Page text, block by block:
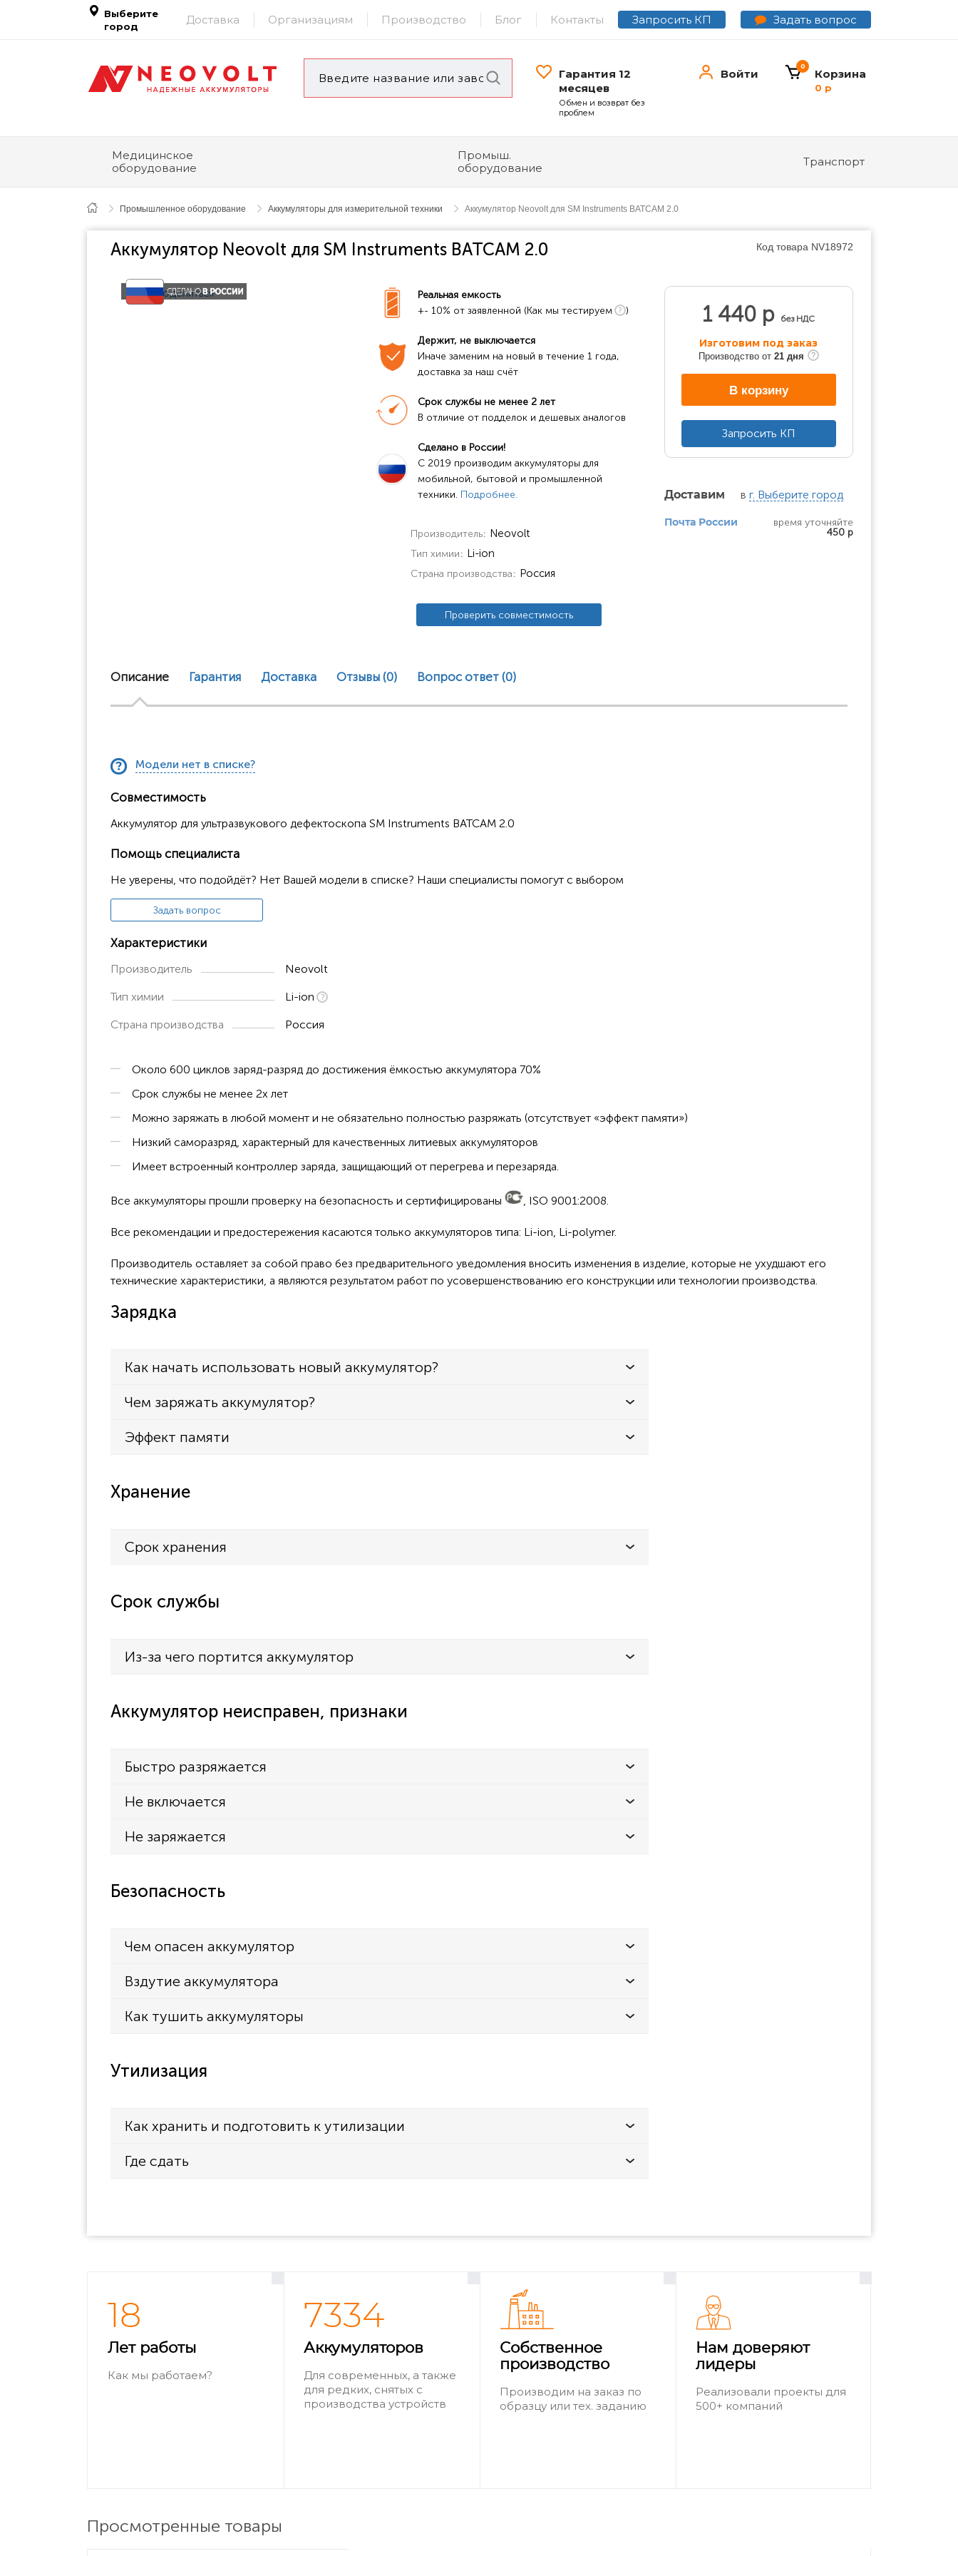
Выберите
город
Доставка Организациям Производство Блог Контакты Запросить КП Задать вопрос
Гарантия 12
месяцев
Обмен и возврат без
проблем
Войти Корзина
0
0 р
Медицинское
оборудование
Промыш.
оборудование
Транспорт
Промышленное оборудование Аккумуляторы для измерительной техники Аккумулятор Neovolt для SM Instruments BATCAM 2.0
Аккумулятор Neovolt для SM Instruments BATCAM 2.0 Код товара NV18972
Поделиться
Реальная емкость
+- 10% от заявленной (Как мы тестируем
)
Держит, не выключается
Иначе заменим на новый в течение 1 года,
доставка за наш счёт
Срок службы не менее 2 лет
В отличие от подделок и дешевых аналогов
Сделано в России!
C 2019 производим аккумуляторы для
мобильной, бытовой и промышленной
техники. Подробнее.
Производитель Neovolt
Тип химии Li-ion
Страна производства Россия
Проверить совместимость
1 440 р без НДС
Изготовим под заказ
Производство от 21 дня
В корзину
Запросить КП
Доставим в г. Выберите город
Почта России
время уточняйте
450 р
Описание Гарантия Доставка Отзывы (0) Вопрос ответ (0)
Модели нет в списке?
Совместимость
Аккумулятор для ультразвукового дефектоскопа SM Instruments BATCAM 2.0
Помощь специалиста
Не уверены, что подойдёт? Нет Вашей модели в списке? Наши специалисты помогут с выбором
Задать вопрос
Характеристики
Производитель Neovolt
Тип химии Li-ion
Страна производства Россия
Около 600 циклов заряд-разряд до достижения ёмкостью аккумулятора 70%
Срок службы не менее 2х лет
Можно заряжать в любой момент и не обязательно полностью разряжать (отсутствует «эффект памяти»)
Низкий саморазряд, характерный для качественных литиевых аккумуляторов
Имеет встроенный контроллер заряда, защищающий от перегрева и перезаряда.
Все аккумуляторы прошли проверку на безопасность и сертифицированы , ISO 9001:2008.
Все рекомендации и предостережения касаются только аккумуляторов типа: Li-ion, Li-polymer.
Производитель оставляет за собой право без предварительного уведомления вносить изменения в изделие, которые не ухудшают его
технические характеристики, а являются результатом работ по усовершенствованию его конструкции или технологии производства.
Зарядка
Как начать использовать новый аккумулятор?
Чем заряжать аккумулятор?
Эффект памяти
Хранение
Срок хранения
Срок службы
Из-за чего портится аккумулятор
Аккумулятор неисправен, признаки
Быстро разряжается
Не включается
Не заряжается
Безопасность
Чем опасен аккумулятор
Вздутие аккумулятора
Как тушить аккумуляторы
Утилизация
Как хранить и подготовить к утилизации
Где сдать
18
Лет работы
Как мы работаем?
7334
Аккумуляторов
Для современных, а также
для редких, снятых с
производства устройств
Собственное
производство
Производим на заказ по
образцу или тех. заданию
Нам доверяют
лидеры
Реализовали проекты для
500+ компаний
Просмотренные товары